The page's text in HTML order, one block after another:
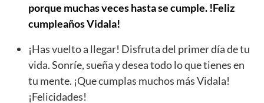
porque muchas veces hasta se cumple. !Feliz
cumpleaños Vidala!
¡Has vuelto a llegar! Disfruta del primer día de tu
vida. Sonríe, sueña y desea todo lo que tienes en
tu mente. ¡Que cumplas muchos más Vidala!
¡Felicidades!